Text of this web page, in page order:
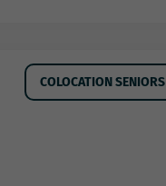
COLOCATION SENIORS